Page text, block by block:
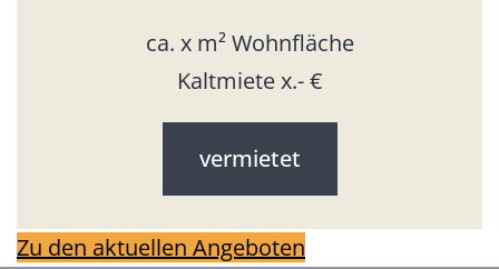
ca. x m² Wohnfläche
Kaltmiete x.- €
vermietet
Zu den aktuellen Angeboten